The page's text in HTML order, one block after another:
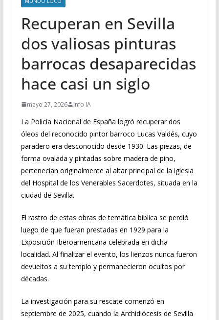
Recuperan en Sevilla
dos valiosas pinturas
barrocas desaparecidas
hace casi un siglo
mayo 27, 2026 Info IA
La Policía Nacional de España logró recuperar dos
óleos del reconocido pintor barroco Lucas Valdés, cuyo
paradero era desconocido desde 1930. Las piezas, de
forma ovalada y pintadas sobre madera de pino,
pertenecían originalmente al altar principal de la iglesia
del Hospital de los Venerables Sacerdotes, situada en la
ciudad de Sevilla.
El rastro de estas obras de temática bíblica se perdió
luego de que fueran prestadas en 1929 para la
Exposición Iberoamericana celebrada en dicha
localidad. Al finalizar el evento, los lienzos nunca fueron
devueltos a su templo y permanecieron ocultos por
décadas.
La investigación para su rescate comenzó en
septiembre de 2025, cuando la Archidiócesis de Sevilla